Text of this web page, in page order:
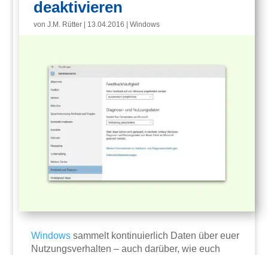
deaktivieren
vonJ.M. Rütter 13.04.2016 |Windows
Windows sammelt kontinuierlich Daten über euer
Nutzungsverhalten – auch darüber, wie euch